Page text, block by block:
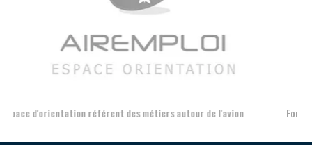
Formation et l'insertion de personnes en situation de handicap